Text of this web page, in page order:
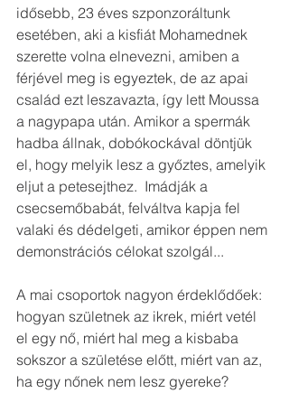
idősebb, 23 éves szponzoráltunk
esetében, aki a kisfiát Mohamednek
szerette volna elnevezni, amiben a
férjével meg is egyeztek, de az apai
család ezt leszavazta, így lett Moussa
a nagypapa után. Amikor a spermák
hadba állnak, dobókockával döntjük
el, hogy melyik lesz a győztes, amelyik
eljut a petesejthez.  Imádják a
csecsemőbabát, felváltva kapja fel
valaki és dédelgeti, amikor éppen nem
demonstrációs célokat szolgál...
A mai csoportok nagyon érdeklődőek:
hogyan születnek az ikrek, miért vetél
el egy nő, miért hal meg a kisbaba
sokszor a születése előtt, miért van az,
ha egy nőnek nem lesz gyereke?